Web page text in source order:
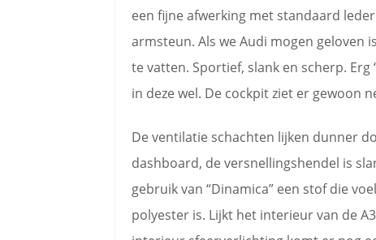
een fijne afwerking met standaard
armsteun. Als we Audi mogen geloven
te vatten. Sportief, slank en scherp.
in deze wel. De cockpit ziet er gewoon
De ventilatie schachten lijken dunner
dashboard, de versnellingshendel is
gebruik van “Dinamica” een stof die
polyester is. Lijkt het interieur van de